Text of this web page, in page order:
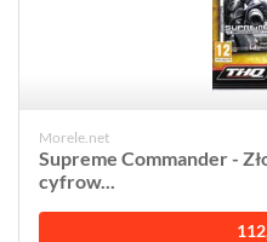
Morele.net
Supreme Commander -
cyfrow...